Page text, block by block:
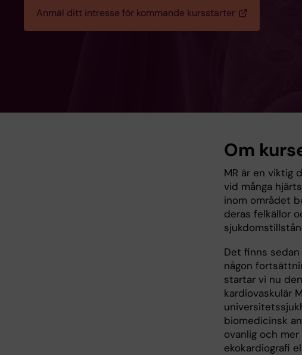
Anmäl ditt intresse för kommande kursstarter
Om
MR är en viktig
vid många
inom området
deras felkällor
Det finns
någon
startar vi nu
kardiovaskulär
biomedicinsk
ovanlig och
ekokardiografi